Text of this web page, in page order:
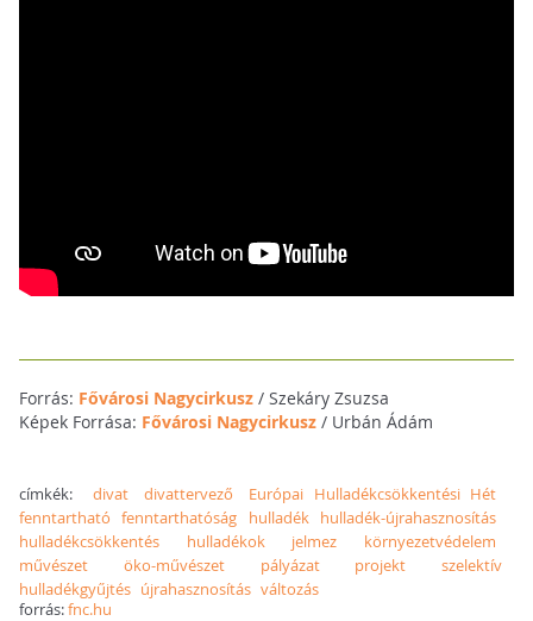
Forrás: Fővárosi Nagycirkusz/ Szekáry Zsuzsa
Képek Forrása: Fővárosi Nagycirkusz/ Urbán Ádám
címkék: divat divattervező
Európai Hulladékcsökkentési Hét
fenntartható fenntarthatóság hulladék hulladék-újrahasznosítás
hulladékcsökkentés
hulladékok jelmez
környezetvédelem
művészet
öko-művészet pályázat projekt
szelektív
hulladékgyűjtés újrahasznosítás változás
forrás:fnc.hu